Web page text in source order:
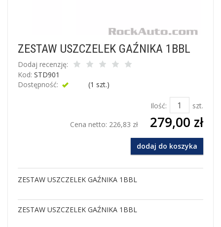
ZESTAW USZCZELEK GAŹNIKA 1BBL
Dodaj recenzję:
Kod: STD901
Dostępność:
(1 szt.)
Ilość:
szt.
Cena netto: 226,83 zł 279,00 zł
dodaj do koszyka
ZESTAW USZCZELEK GAŹNIKA 1BBL
ZESTAW USZCZELEK GAŹNIKA 1BBL